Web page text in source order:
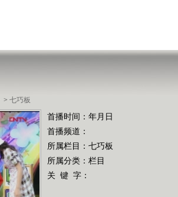
> 七巧板
首播时间：年月日
首播频道：
所属栏目： 七巧板
所属分类：栏目
关 键 字：